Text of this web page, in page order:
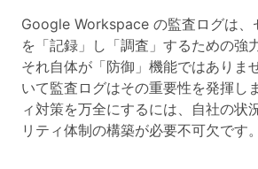
Google Workspace の監査ログは、
を「記録」し「調査」するための強
それ自体が「防御」機能ではありま
いて監査ログはその重要性を発揮し
ィ対策を万全にするには、自社の状
リティ体制の構築が必要不可欠です。